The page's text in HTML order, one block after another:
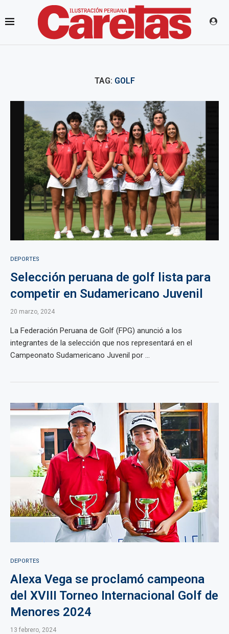
TAG: GOLF
DEPORTES
Selección peruana de golf lista para
competir en Sudamericano Juvenil
20 marzo, 2024
La Federación Peruana de Golf (FPG) anunció a los
integrantes de la selección que nos representará en el
Campeonato Sudamericano Juvenil por ...
DEPORTES
Alexa Vega se proclamó campeona
del XVIII Torneo Internacional Golf de
Menores 2024
13 febrero, 2024